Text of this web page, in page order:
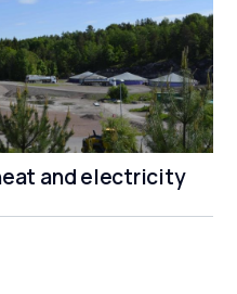
and electricity